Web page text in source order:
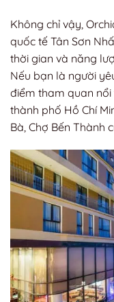
Không chỉ vậy,
quốc tế Tân Sơn
thời gian và năng
Nếu bạn là người
điểm tham quan
thành phố Hồ Chí
Bà, Chợ Bến Thành